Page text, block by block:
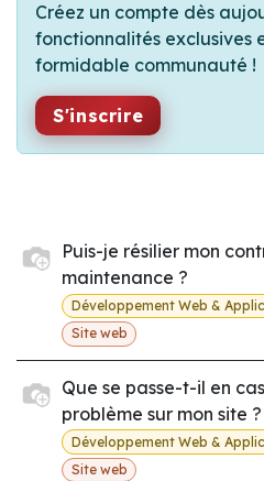
Créez un compte dès
fonctionnalités exclusives
formidable communauté !
S'inscrire
Puis-je résilier mon
maintenance ?
Développement Web &
Site web
Que se passe-t-il en
problème sur mon site ?
Développement Web &
Site web